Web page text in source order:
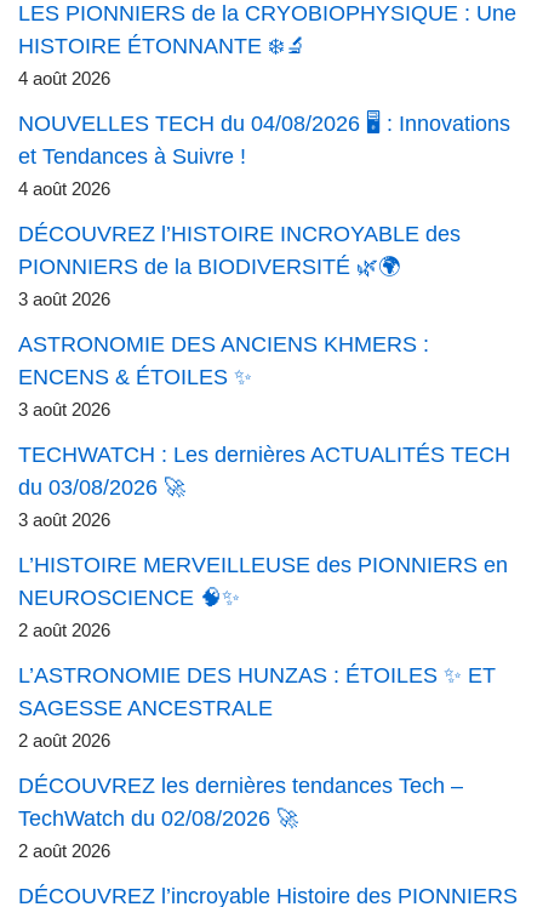
LES PIONNIERS de la CRYOBIOPHYSIQUE : Une
HISTOIRE ÉTONNANTE ❄️🔬
4 août 2026
NOUVELLES TECH du 04/08/2026 🖥️ : Innovations
et Tendances à Suivre !
4 août 2026
DÉCOUVREZ l’HISTOIRE INCROYABLE des
PIONNIERS de la BIODIVERSITÉ 🌿🌍
3 août 2026
ASTRONOMIE DES ANCIENS KHMERS :
ENCENS & ÉTOILES ✨
3 août 2026
TECHWATCH : Les dernières ACTUALITÉS TECH
du 03/08/2026 🚀
3 août 2026
L’HISTOIRE MERVEILLEUSE des PIONNIERS en
NEUROSCIENCE 🧠✨
2 août 2026
L’ASTRONOMIE DES HUNZAS : ÉTOILES ✨ ET
SAGESSE ANCESTRALE
2 août 2026
DÉCOUVREZ les dernières tendances Tech –
TechWatch du 02/08/2026 🚀
2 août 2026
DÉCOUVREZ l’incroyable Histoire des PIONNIERS